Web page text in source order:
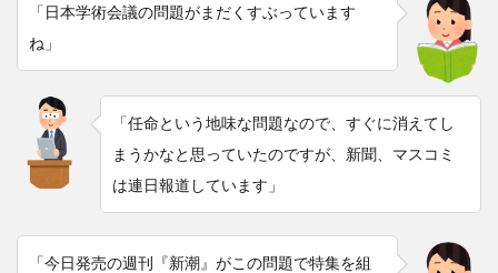
「日本学術会議の問題がまだくすぶっています
ね」
「任命という地味な問題なので、すぐに消えてし
まうかなと思っていたのですが、新聞、マスコミ
は連日報道しています」
「今日発売の週刊『新潮』がこの問題で特集を組